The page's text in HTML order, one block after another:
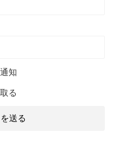
知
る